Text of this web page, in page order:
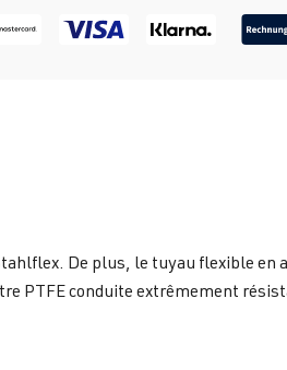
De plus, le tuyau flexible en
PTFE conduite extrêmement